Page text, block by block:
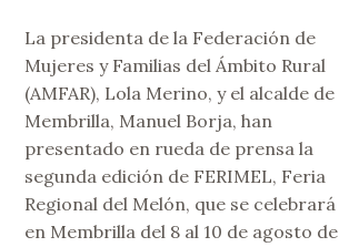
La presidenta de la Federación de
Mujeres y Familias del Ámbito Rural
(AMFAR), Lola Merino, y el alcalde de
Membrilla, Manuel Borja, han
presentado en rueda de prensa la
segunda edición de FERIMEL, Feria
Regional del Melón, que se celebrará
en Membrilla del 8 al 10 de agosto de